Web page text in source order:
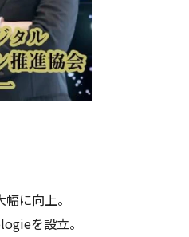
に向上。
を設立。